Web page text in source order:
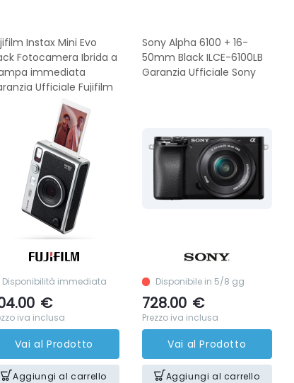
Instax Mini Evo
Fotocamera Ibrida a
immediata
Ufficiale Fujifilm
Disponibilità immediata
€
iva inclusa
Vai al Prodotto
Aggiungi al carrello
Sony Alpha 6100 + 16-
50mm Black ILCE-6100LB
Garanzia Ufficiale Sony
Disponibile in 5/8 gg
728.00 €
Prezzo iva inclusa
Vai al Prodotto
Aggiungi al carrello